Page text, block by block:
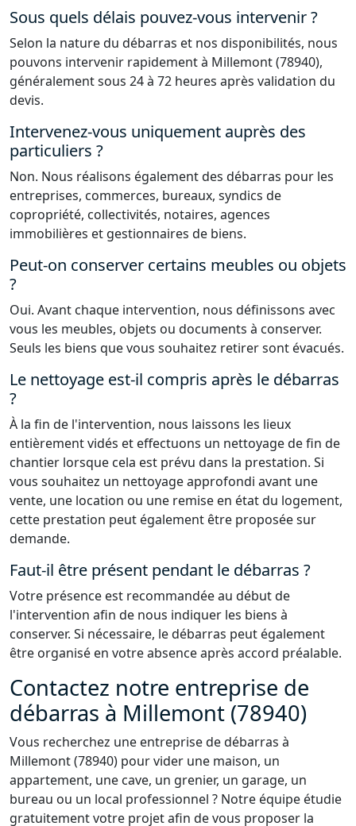
Sous quels délais pouvez-vous intervenir ?
Selon la nature du débarras et nos disponibilités, nous
pouvons intervenir rapidement à Millemont (78940),
généralement sous 24 à 72 heures après validation du
devis.
Intervenez-vous uniquement auprès des
particuliers ?
Non. Nous réalisons également des débarras pour les
entreprises, commerces, bureaux, syndics de
copropriété, collectivités, notaires, agences
immobilières et gestionnaires de biens.
Peut-on conserver certains meubles ou objets
?
Oui. Avant chaque intervention, nous définissons avec
vous les meubles, objets ou documents à conserver.
Seuls les biens que vous souhaitez retirer sont évacués.
Le nettoyage est-il compris après le débarras
?
À la fin de l'intervention, nous laissons les lieux
entièrement vidés et effectuons un nettoyage de fin de
chantier lorsque cela est prévu dans la prestation. Si
vous souhaitez un nettoyage approfondi avant une
vente, une location ou une remise en état du logement,
cette prestation peut également être proposée sur
demande.
Faut-il être présent pendant le débarras ?
Votre présence est recommandée au début de
l'intervention afin de nous indiquer les biens à
conserver. Si nécessaire, le débarras peut également
être organisé en votre absence après accord préalable.
Contactez notre entreprise de
débarras à Millemont (78940)
Vous recherchez une entreprise de débarras à
Millemont (78940) pour vider une maison, un
appartement, une cave, un grenier, un garage, un
bureau ou un local professionnel ? Notre équipe étudie
gratuitement votre projet afin de vous proposer la